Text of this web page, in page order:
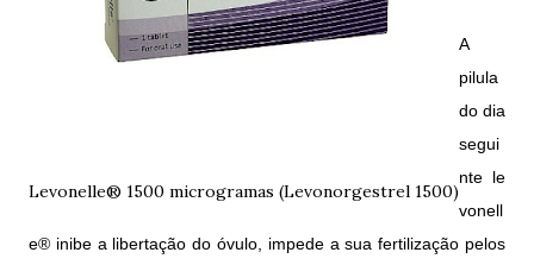
Levonelle® 1500 microgramas (Levonorgestrel 1500)
A
pilula
do dia
segui
nte le
vonell
e® inibe a libertação do óvulo, impede a sua fertilização pelos